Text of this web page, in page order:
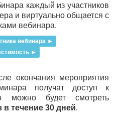
каждый из участников
и виртуально общается с
вебинара.
вебинара ►
►
окончания мероприятия
получат доступ к
можно будет смотреть
в течение 30 дней.